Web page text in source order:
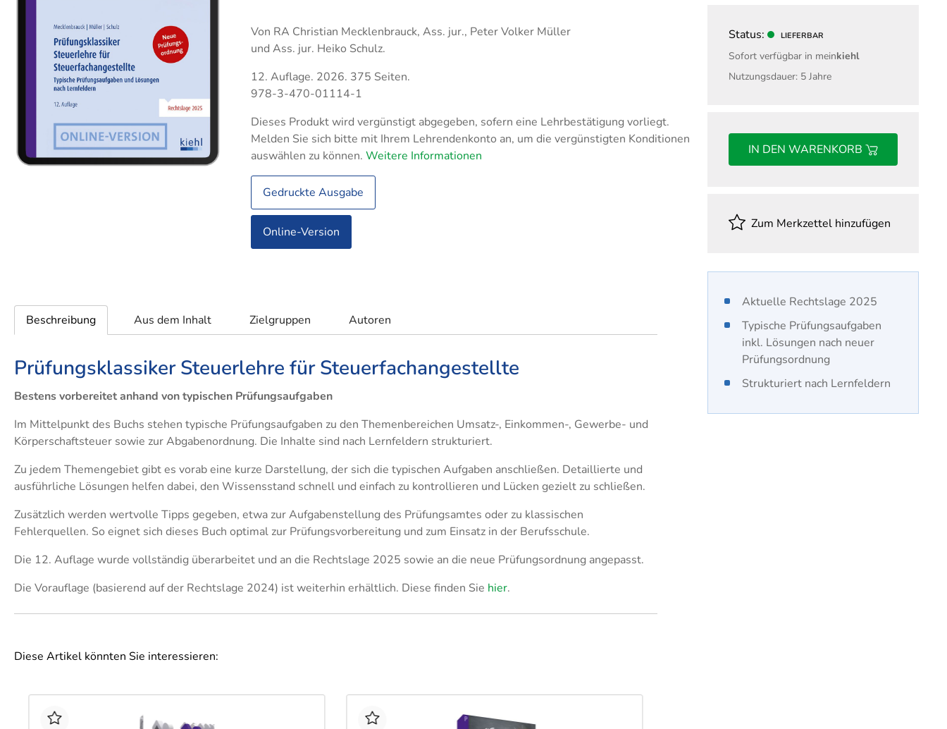
Außenhandelsmanagement
Industriekaufleute
Lagerlogistik
Medizinische Fachangestellte
Notarfachangestellte
Steuerfachangestellte
Außenhandelsmanagement
Industriekaufleute
Lagerlogistik
Steuerfachangestellte
Verkäufer
Verwaltungsfachangestellte
Technischer Betriebswirt
Logistikmeister
Fachassistent Rechnungswesen
Fachwirt im Gesundheits- und
Sozialwesen
Steuerfachwirt
Technischer Fachwirt
Status: LIEFERBAR
Sofort verfügbar in meinkiehl
Nutzungsdauer: 5 Jahre
IN DEN WARENKORB
Zum Merkzettel hinzufügen
Aktuelle Rechtslage 2025
Typische Prüfungsaufgaben
inkl. Lösungen nach neuer
Prüfungsordnung
Strukturiert nach Lernfeldern
Von RA Christian Mecklenbrauck, Ass. jur., Peter Volker Müller
und Ass. jur. Heiko Schulz.
12. Auflage. 2026. 375 Seiten.
978-3-470-01114-1
Dieses Produkt wird vergünstigt abgegeben, sofern eine Lehrbestätigung vorliegt.
Melden Sie sich bitte mit Ihrem Lehrendenkonto an, um die vergünstigten Konditionen
auswählen zu können. Weitere Informationen
Gedruckte Ausgabe
Online-Version
Beschreibung Aus dem Inhalt Zielgruppen Autoren
Prüfungsklassiker Steuerlehre für Steuerfachangestellte
Bestens vorbereitet anhand von typischen Prüfungsaufgaben
Im Mittelpunkt des Buchs stehen typische Prüfungsaufgaben zu den Themenbereichen Umsatz-, Einkommen-, Gewerbe- und
Körperschaftsteuer sowie zur Abgabenordnung. Die Inhalte sind nach Lernfeldern strukturiert.​​
Zu jedem Themengebiet gibt es vorab eine kurze Darstellung, der sich die typischen Aufgaben anschließen. Detaillierte und
ausführliche Lösungen helfen dabei, den Wissensstand schnell und einfach zu kontrollieren und Lücken gezielt zu schließen.
Zusätzlich werden wertvolle Tipps gegeben, etwa zur Aufgabenstellung des Prüfungsamtes oder zu klassischen
Fehlerquellen. So eignet sich dieses Buch optimal zur Prüfungsvorbereitung und zum Einsatz in der Berufsschule.
Die 12. Auflage wurde vollständig überarbeitet und an die Rechtslage 2025 sowie an die neue Prüfungsordnung angepasst.​​
Die Vorauflage (basierend auf der Rechtslage 2024) ist weiterhin erhältlich. Diese finden Sie hier.
Diese Artikel könnten Sie interessieren: